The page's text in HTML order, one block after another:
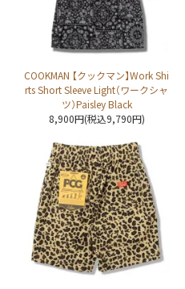
COOKMAN 【クックマン】Work Shi
rts Short Sleeve Light（ワークシャ
ツ）Paisley Black
8,900円(税込9,790円)